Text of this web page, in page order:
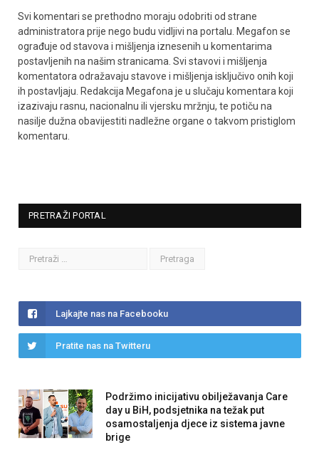
Svi komentari se prethodno moraju odobriti od strane
administratora prije nego budu vidljivi na portalu. Megafon se
ograđuje od stavova i mišljenja iznesenih u komentarima
postavljenih na našim stranicama. Svi stavovi i mišljenja
komentatora odražavaju stavove i mišljenja isključivo onih koji
ih postavljaju. Redakcija Megafona je u slučaju komentara koji
izazivaju rasnu, nacionalnu ili vjersku mržnju, te potiču na
nasilje dužna obavijestiti nadležne organe o takvom pristiglom
komentaru.
PRETRAŽI PORTAL
Lajkajte nas na Facebooku
Pratite nas na Twitteru
Podržimo inicijativu obilježavanja Care
day u BiH, podsjetnika na težak put
osamostaljenja djece iz sistema javne
brige